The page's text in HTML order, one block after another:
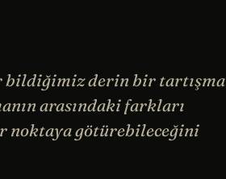
bildiğimiz derin bir tartışma
arasındaki farkları
noktaya götürebileceğini